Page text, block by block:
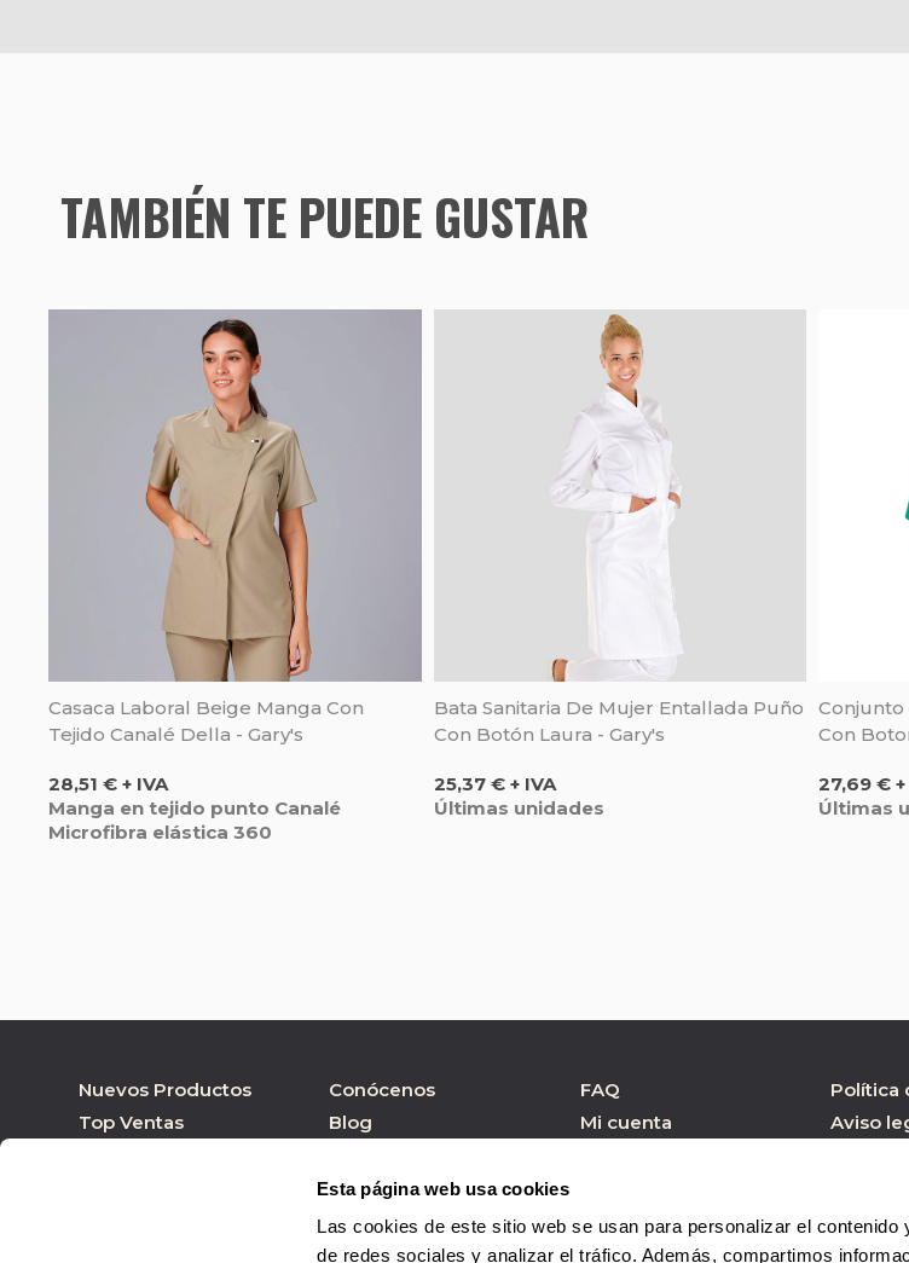
Esta página web usa cookies
Las cookies de este sitio web se usan para personalizar el
de redes sociales y analizar el tráfico. Además, compartimos
TAMBIÉN TE PUEDE GUSTAR
Casaca Laboral Beige Manga Con
Tejido Canalé Della - Gary's
Precio
28,51 € + IVA
Manga en tejido punto Canalé
Microfibra elástica 360
Bata Sanitaria De Mujer Entallada Puño
Con Botón Laura - Gary's
Precio
25,37 € + IVA
Últimas unidades
Con
Precio
27,69 € +
Últimas
Nuevos Productos
Top Ventas
Conócenos
Blog
Tienda física
FAQ
Mi cuenta
Política
Aviso